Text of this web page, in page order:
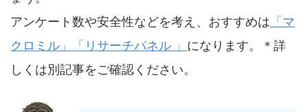
アンケート数や安全性などを考え、おすすめは 「マ
クロミル」
「リサーチパネル 」 になります。＊詳
しくは別記事をご確認ください。